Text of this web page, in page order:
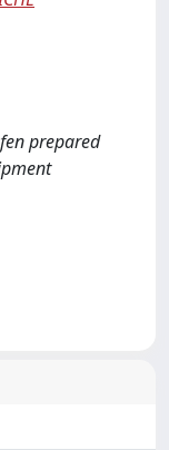
prepared